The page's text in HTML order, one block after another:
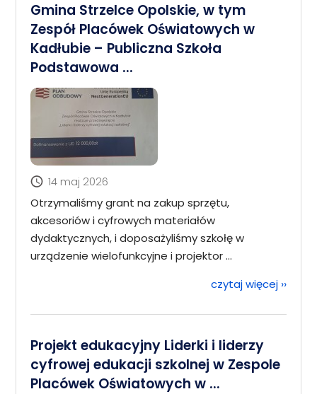
Gmina Strzelce Opolskie, w tym
Zespół Placówek Oświatowych w
Kadłubie – Publiczna Szkoła
Podstawowa ...
14 maj 2026
Otrzymaliśmy grant na zakup sprzętu,
akcesoriów i cyfrowych materiałów
dydaktycznych, i doposażyliśmy szkołę w
urządzenie wielofunkcyjne i projektor ...
czytaj więcej ››
Projekt edukacyjny Liderki i liderzy
cyfrowej edukacji szkolnej w Zespole
Placówek Oświatowych w ...